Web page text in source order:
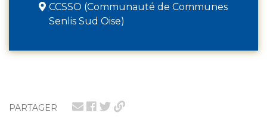
PARTAGER
CCSSO (Communauté de Communes
Senlis Sud Oise)